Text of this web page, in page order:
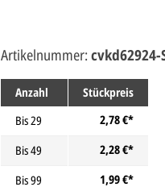
Anzahl
Stückpreis
Bis29
2,78 €*
Bis49
2,28 €*
Bis99
1,99 €*
Artikelnummer:cvkd62924-